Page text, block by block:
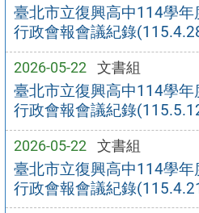
臺北市立復興高中114學
行政會報會議紀錄
2026-05-22 文書組
臺北市立復興高中114學
行政會報會議紀錄
2026-05-22 文書組
臺北市立復興高中114學
行政會報會議紀錄